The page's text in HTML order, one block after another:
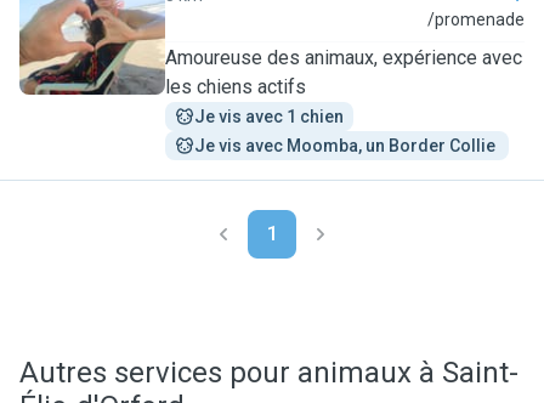
J /promenade
Amoureuse des animaux, expérience avec
les chiens actifs
Je vis avec 1 chien
Je vis avec Moomba, un Border Collie
1
Autres services pour animaux à Saint-